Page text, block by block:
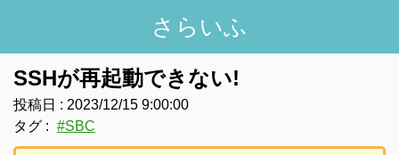
さらいふ
SSHが再起動できない!
投稿日 : 2023/12/15 9:00:00
タグ : #SBC